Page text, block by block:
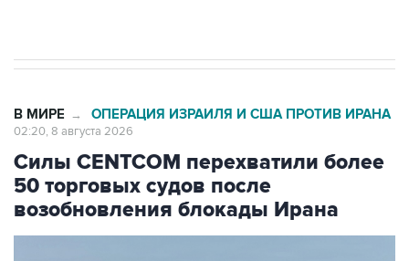
В МИРЕ → ОПЕРАЦИЯ ИЗРАИЛЯ И США ПРОТИВ ИРАНА
02:20, 8 августа 2026
Силы CENTCOM перехватили более
50 торговых судов после
возобновления блокады Ирана